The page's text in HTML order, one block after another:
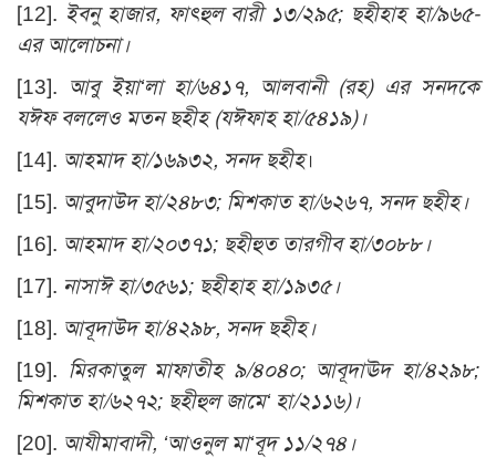
[12]. ইবনু হাজার, ফাৎহুল বারী ১৩/২৯৫; ছহীহাহ হা/৯৬৫-
এর আলোচনা।
[13]. আবু ইয়া‘লা হা/৬৪১৭, আলবানী (রহ) এর সনদকে
যঈফ বললেও মতন ছহীহ (যঈফাহ হা/৫৪১৯)।
[14]. আহমাদ হা/১৬৯৩২, সনদ ছহীহ।
[15]. আবুদাউদ হা/২৪৮৩; মিশকাত হা/৬২৬৭, সনদ ছহীহ।
[16]. আহমাদ হা/২০৩৭১; ছহীহুত তারগীব হা/৩০৮৮।
[17]. নাসাঈ হা/৩৫৬১; ছহীহাহ হা/১৯৩৫।
[18]. আবূদাউদ হা/৪২৯৮, সনদ ছহীহ।
[19]. মিরকাতুল মাফাতীহ ৯/৪০৪০; আবূদাঊদ হা/৪২৯৮;
মিশকাত হা/৬২৭২; ছহীহুল জামে‘ হা/২১১৬)।
[20]. আযীমাবাদী, ‘আওনুল মা‘বূদ ১১/২৭৪।